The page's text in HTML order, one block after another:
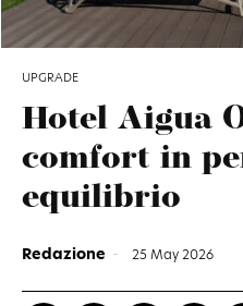
UPGRADE
Hotel Aigua
comfort in
equilibrio
Redazione - 25 May 2026